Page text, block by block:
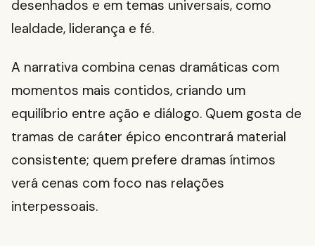
desenhados e em temas universais, como
lealdade, liderança e fé.
A narrativa combina cenas dramáticas com
momentos mais contidos, criando um
equilíbrio entre ação e diálogo. Quem gosta de
tramas de caráter épico encontrará material
consistente; quem prefere dramas íntimos
verá cenas com foco nas relações
interpessoais.